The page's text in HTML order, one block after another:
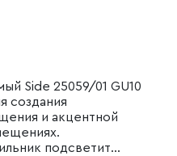
Side 25059/01 GU10
создания
и акцентной
подсветит